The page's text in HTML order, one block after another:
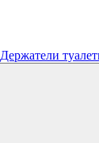
Держатели